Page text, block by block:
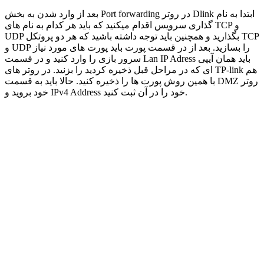
بعد از وارد شدن به بخش Port forwarding در روتر Dlink ابتدا به نام
گذاری سرویس اقدام میکنید که باید هر کدام به نام های TCP و
UDP بگذارید و همچنین باید توجه داشته باشید که هر دو پروتکل TCP
و UDP را بسازید. بعد از در قسمت پورت باید پورت های مورد نیاز
سرور بازی را وارد کنید و در قسمت Lan IP Adress باید همان آیپی
ای که در مراحل قبل ذخیره کردید را بزنید. در روتر های TP-link هم
با همین روش پورت ها را ذخیره کنید. حالا باید به قسمت DMZ روتر
خود بروید و IPv4 Address خود را در آن ثبت کنید.